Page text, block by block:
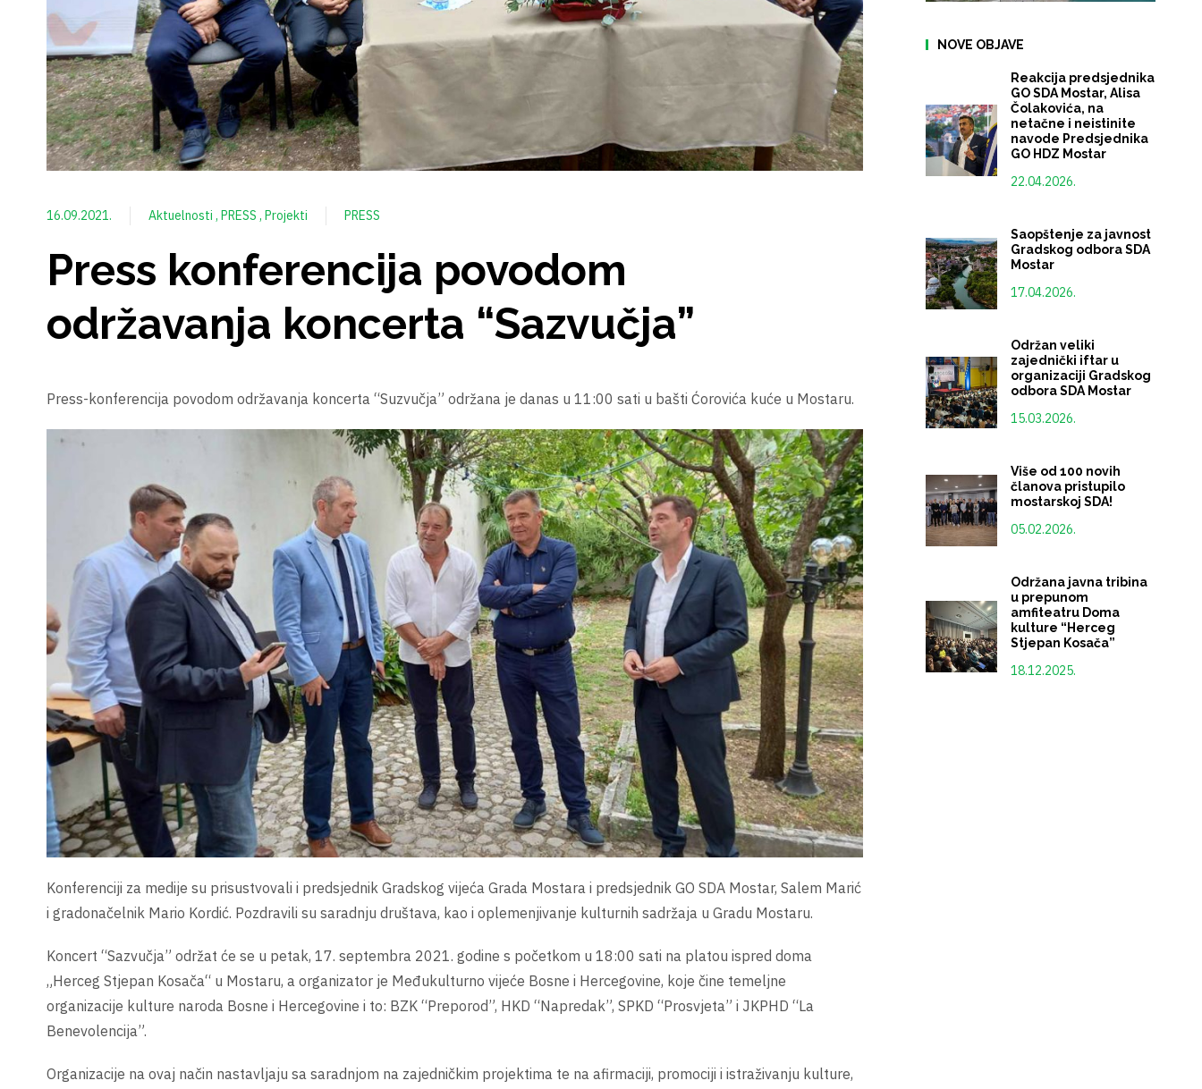
16.09.2021. Aktuelnosti PRESS Projekti PRESS
Press konferencija povodom
održavanja koncerta “Sazvučja”
Press-konferencija povodom održavanja koncerta “Suzvučja” održana je danas u 11:00 sati u bašti Ćorovića kuće u Mostaru.
Konferenciji za medije su prisustvovali i predsjednik Gradskog vijeća Grada Mostara i predsjednik GO SDA Mostar, Salem Marić
i gradonačelnik Mario Kordić. Pozdravili su saradnju društava, kao i oplemenjivanje kulturnih sadržaja u Gradu Mostaru.
Koncert “Sazvučja” održat će se u petak, 17. septembra 2021. godine s početkom u 18:00 sati na platou ispred doma
„Herceg Stjepan Kosača“ u Mostaru, a organizator je Međukulturno vijeće Bosne i Hercegovine, koje čine temeljne
organizacije kulture naroda Bosne i Hercegovine i to: BZK “Preporod”, HKD “Napredak”, SPKD “Prosvjeta” i JKPHD “La
Benevolencija”.
Organizacije na ovaj način nastavljaju sa saradnjom na zajedničkim projektima te na afirmaciji, promociji i istraživanju kulture,
NOVE OBJAVE
Reakcija predsjednika
GO SDA Mostar, Alisa
Čolakovića, na
netačne i neistinite
navode Predsjednika
GO HDZ Mostar
22.04.2026.
Saopštenje za javnost
Gradskog odbora SDA
Mostar
17.04.2026.
Održan veliki
zajednički iftar u
organizaciji Gradskog
odbora SDA Mostar
15.03.2026.
Više od 100 novih
članova pristupilo
mostarskoj SDA!
05.02.2026.
Održana javna tribina
u prepunom
amfiteatru Doma
kulture “Herceg
Stjepan Kosača”
18.12.2025.